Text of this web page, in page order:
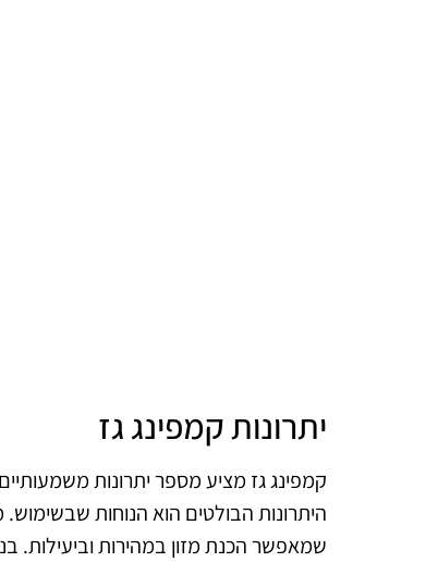
יתרונות קמפינג גז
קמפינג גז מציע מספר יתרונות
היתרונות הבולטים הוא הנוחות
שמאפשר הכנת מזון במהירות וביעילות.